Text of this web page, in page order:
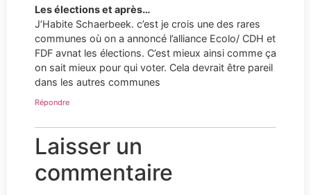
Les élections et après…
J’Habite Schaerbeek. c’est je crois une des rares
communes où on a annoncé l’alliance Ecolo/ CDH et
FDF avnat les élections. C’est mieux ainsi comme ça
on sait mieux pour qui voter. Cela devrait être pareil
dans les autres communes
Répondre
Laisser un
commentaire